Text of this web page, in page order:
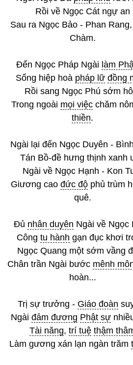
Rồi về Ngọc Cát ngự an
Sau ra Ngọc Bảo - Phan
Chàm.
Đến Ngọc Pháp Ngài làm
Sống hiệp hoà pháp lữ đồng
Rồi sang Ngọc Phú sớm
Trong ngoài mọi việcchăm
thiền.
Ngài lại đến Ngọc Duyên -
Tán Bồ-đề hưng thịnh xanh
Ngài về Ngọc Hạnh - Kon
Giương cao đức độ phủ trùm
quê.
Đủ nhân duyên Ngài về Ngọc
Công tu hành gạn đục khơi
Ngọc Quang một sớm vầng
Chân trần Ngài bước mênh
hoàn...
Trị sự trưởng - Giáo đoàn
Ngài đảm đương Phật sự
Tài năng, trí tuệ thậm
Làm gương xán lạn ngàn trăm